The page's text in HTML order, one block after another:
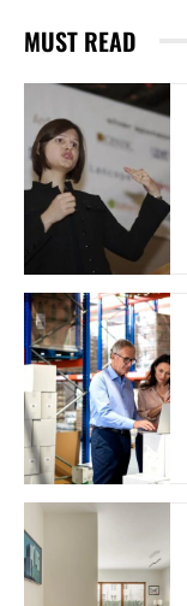
MUST READ